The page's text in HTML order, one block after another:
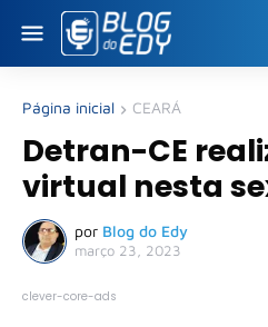
Página inicial CEARÁ
Detran-CE
virtual nesta
por Blog do Edy
março 23, 2023
clever-core-ads